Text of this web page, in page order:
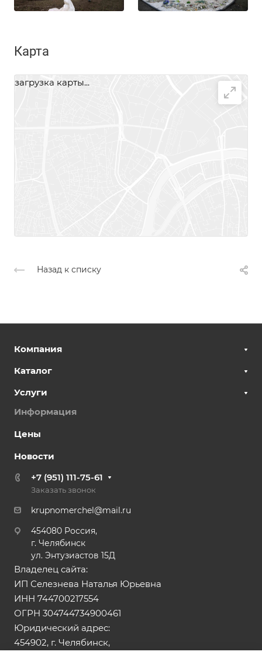
Карта
загрузка карты...
Назад к списку
Компания
Каталог
Услуги
Информация
Цены
Новости
+7 (951) 111-75-61
Заказать звонок
krupnomerchel@mail.ru
454080 Россия,
г. Челябинск
ул. Энтузиастов 15Д
Владелец сайта:
ИП Селезнева Наталья Юрьевна
ИНН 744700217554
ОГРН 304744734900461
Юридический адрес:
454902, г. Челябинск,